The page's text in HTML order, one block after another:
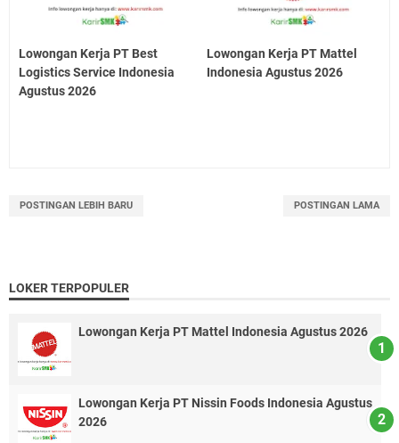
Lowongan Kerja PT Best
Logistics Service Indonesia
Agustus 2026
Lowongan Kerja PT Mattel
Indonesia Agustus 2026
POSTINGAN LEBIH BARU POSTINGAN LAMA
LOKER TERPOPULER
Lowongan Kerja PT Mattel Indonesia Agustus 2026
Lowongan Kerja PT Nissin Foods Indonesia Agustus
2026